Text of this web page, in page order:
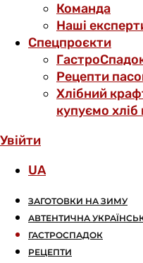
Команда
Наші
Спецпроєкти
Рецепти
Хлібний
купуємо хліб
Увійти
UA
ЗАГОТОВКИ НА ЗИМУ
АВТЕНТИЧНА
ГАСТРОСПАДОК
РЕЦЕПТИ